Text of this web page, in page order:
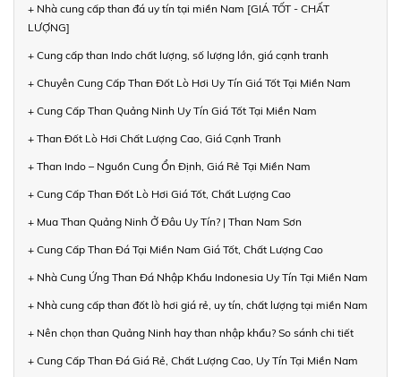
+ Nhà cung cấp than đá uy tín tại miền Nam [GIÁ TỐT - CHẤT
LƯỢNG]
+ Cung cấp than Indo chất lượng, số lượng lớn, giá cạnh tranh
+ Chuyên Cung Cấp Than Đốt Lò Hơi Uy Tín Giá Tốt Tại Miền Nam
+ Cung Cấp Than Quảng Ninh Uy Tín Giá Tốt Tại Miền Nam
+ Than Đốt Lò Hơi Chất Lượng Cao, Giá Cạnh Tranh
+ Than Indo – Nguồn Cung Ổn Định, Giá Rẻ Tại Miền Nam
+ Cung Cấp Than Đốt Lò Hơi Giá Tốt, Chất Lượng Cao
+ Mua Than Quảng Ninh Ở Đâu Uy Tín? | Than Nam Sơn
+ Cung Cấp Than Đá Tại Miền Nam Giá Tốt, Chất Lượng Cao
+ Nhà Cung Ứng Than Đá Nhập Khẩu Indonesia Uy Tín Tại Miền Nam
+ Nhà cung cấp than đốt lò hơi giá rẻ, uy tín, chất lượng tại miền Nam
+ Nên chọn than Quảng Ninh hay than nhập khẩu? So sánh chi tiết
+ Cung Cấp Than Đá Giá Rẻ, Chất Lượng Cao, Uy Tín Tại Miền Nam